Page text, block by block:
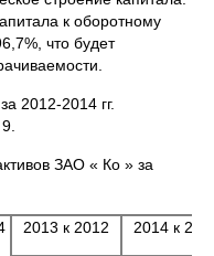
к оборотному
что будет
2012-2014 гг.
ЗАО « Ко » за
2013 к 2012 2014 к